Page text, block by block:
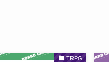
TRPG